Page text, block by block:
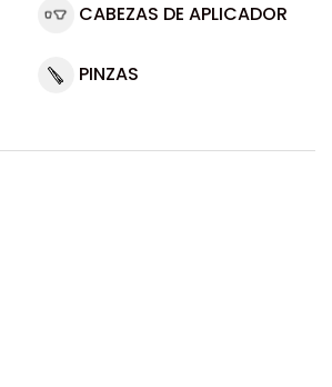
CABEZAS DE APLICADOR
PINZAS